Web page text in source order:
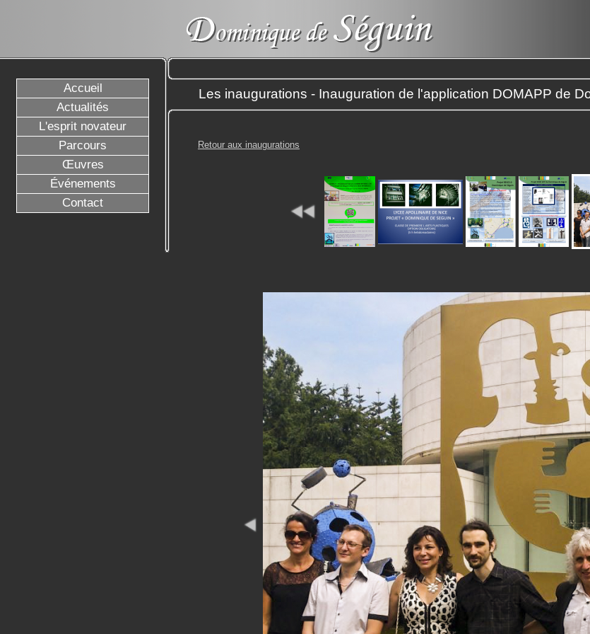
Les inaugurations - Inauguration de l'application DOMAPP de
Accueil
Actualités
L'esprit novateur
Parcours
Œuvres
Événements
Contact
Retour aux inaugurations